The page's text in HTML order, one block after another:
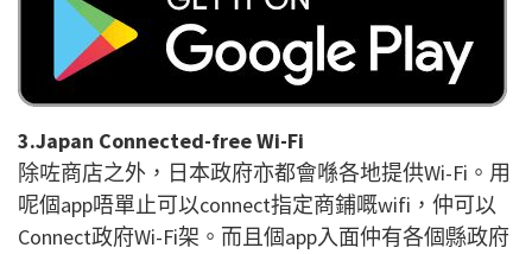
3.Japan Connected-free Wi-Fi
除咗商店之外，日本政府亦都會喺各地提供Wi-Fi。用
呢個app唔單止可以connect指定商鋪嘅wifi，仲可以
Connect政府Wi-Fi架。而且個app入面仲有各個縣政府